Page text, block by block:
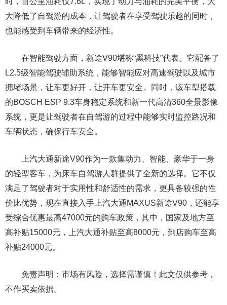
大降低了自驾游的成本，让驾驶者在享受驾驶乐趣的同时，
也能感受到车辆带来的经济性。
在智能驾驶方面，新途V90堪称“黑科技”代表。它配备了
L2.5级智能驾驶辅助系统，能够智能应对高速驾驶以及城市
拥堵场景，让车更好开，让开车更安全。同时，该车型搭载
的BOSCH ESP 9.3车身稳定系统和新一代高清360全景影像
系统，更是让驾驶者在自驾游的过程中能够实时监控路况和
车辆状态，确保行车安全。
上汽大通新途V90作为一款集动力、智能、豪华于一身
的轻型客车，为床车自驾游人群提供了全新的选择。它不仅
满足了驾驶者对于实用性和舒适性的需求，更具备较强的性
价比优势，现在直接入手上汽大通MAXUS新途V90，还能享
受综合优惠最高47000元的购车政策，其中，国家及地方至
高补贴15000元，上汽大通补贴至高8000元，到店购车至高
补贴24000元。
免责声明：市场有风险，选择需谨慎！此文仅供参考，
不作买卖依据。